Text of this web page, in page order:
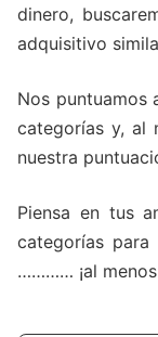
dinero,
adquisitivo
Nos puntuamos
categorías y, al
nuestra
Piensa en tus
categorías
………… ¡al